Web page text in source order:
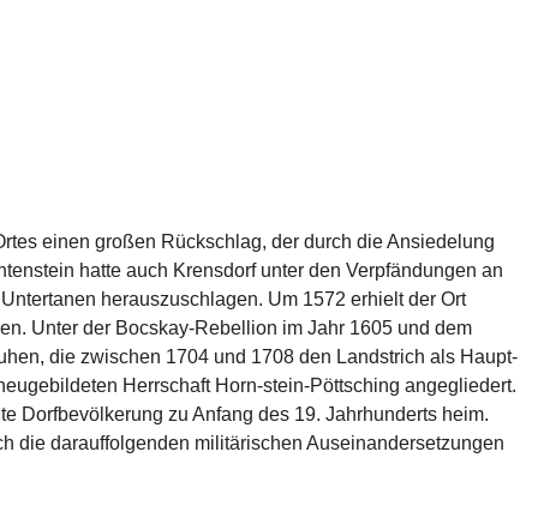
einen großen Rückschlag, der durch die An­siedelung
hatte auch Krensdorf unter den Ver­pfändungen an
her­auszuschlagen. Um 1572 er­hielt der Ort
Unter der Bocskay-Rebellion im Jahr 1605 und dem
die zwischen 1704 und 1708 den Landstrich als Haupt­
Herrschaft Horn-stein-Pöttsching angegliedert.
Dorfbevölkerung zu Anfang des 19. Jahrhunderts heim.
die darauffolgenden militäri­schen Auseinandersetzungen